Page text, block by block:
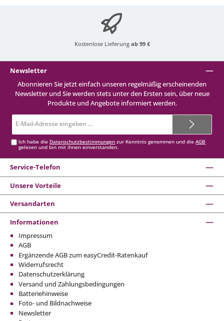
Kostenlose Lieferung ab 99 €
Newsletter
Abonnieren Sie jetzt einfach unseren regelmäßig erscheinenden
Newsletter und Sie werden stets unter den Ersten sein, über neue
Produkte und Angebote informiert werden.
Mail-
Ich habe die Datenschutzbestimmungen zur Kenntnis genommen und dieAGB
gelesen und bin mit ihnen einverstanden.
Service-Telefon
Unsere Vorteile
Versandarten
Informationen
Impressum
AGB
Ergänzende AGB zum easyCredit-Ratenkauf
Widerrufsrecht
Datenschutzerklärung
Versand und Zahlungsbedingungen
Batteriehinweise
Foto- und Bildnachweise
Newsletter